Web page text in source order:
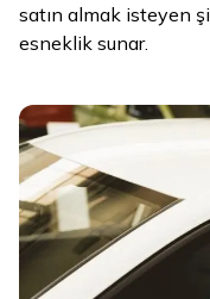
satın almak isteyen
esneklik sunar.